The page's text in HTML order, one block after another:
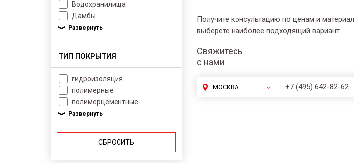
Водохранилища
Дамбы
ТИП ПОКРЫТИЯ
гидроизоляция
полимерные
полимерцементные
СБРОСИТЬ
Получите консультацию по ценам и
выберете наиболее подходящий вариант
Свяжитесь
с нами
МОСКВА +7 (495) 642-82-62